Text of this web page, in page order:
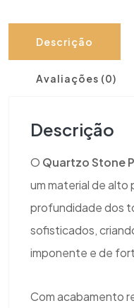
Descrição
Avaliações (0)
Descrição
O Quartzo Stone
um material de alto
profundidade dos
sofisticados,
imponente e de
Com acabamento